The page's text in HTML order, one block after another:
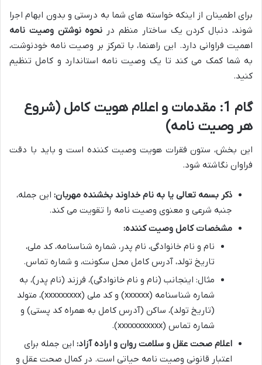
برای اطمینان از اینکه خواسته های شما به درستی و بدون ابهام اجرا
شوند، دنبال کردن یک ساختار منظم در نحوه نوشتن وصیت نامه
اهمیت فراوانی دارد. این راهنما، با تمرکز بر وصیت نامه خودنوشت،
به شما کمک می کند تا یک وصیت نامه استاندارد و کامل تنظیم
کنید.
گام 1: مقدمات و اعلام هویت کامل (شروع
هر وصیت نامه)
این بخش، ستون فقرات هویت وصیت کننده است و باید با دقت
فراوان نگاشته شود.
ذکر بسمه تعالی یا به نام خداوند بخشنده مهربان: این جمله،
جنبه شرعی و معنوی وصیت نامه را تقویت می کند.
مشخصات کامل وصیت کننده:
نام و نام خانوادگی، نام پدر، شماره شناسنامه، کد ملی،
تاریخ تولد، آدرس کامل محل سکونت، و شماره تماس.
مثال: اینجانب (نام و نام خانوادگی)، فرزند (نام پدر)، به
شماره شناسنامه (xxxxxx) و کد ملی (xxxxxxxxx)، متولد
(تاریخ تولد)، ساکن (آدرس کامل به همراه کد پستی) و
شماره تماس (xxxxxxxxxxx).
اعلام صحت عقل و سلامت روان و اراده آزاد: این جمله برای
اعتبار قانونی وصیت نامه حیاتی است. در کمال صحت عقل و